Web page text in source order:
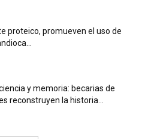
proteico, promueven el uso de
y memoria: becarias de
reconstruyen la historia...